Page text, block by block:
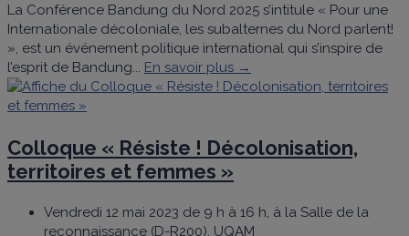
La Conférence Bandung du Nord 2025 s’intitule « Pour une
Internationale décoloniale, les subalternes du Nord parlent!
», est un événement politique international qui s’inspire de
l’esprit de Bandung... En savoir plus →
Colloque « Résiste ! Décolonisation,
territoires et femmes »
Vendredi 12 mai 2023 de 9 h à 16 h, à la Salle de la
reconnaissance (D-R200), UQAM